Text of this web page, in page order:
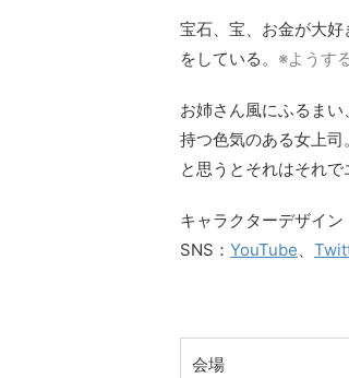
宝石、宝、お金が大
をしている。 ※ようす
お姉さん風にふるま
持つ色気のある女上
と思うとそれはそれ
キャラクターデザイン
SNS： YouTube、
会場